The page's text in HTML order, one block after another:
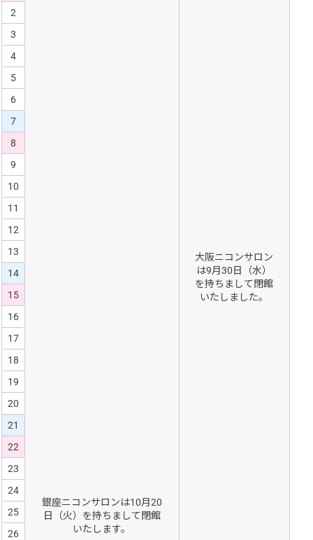
大阪ニコンサロン
は9月30日（水）
を持ちまして閉館
いたしました。
銀座ニコンサロンは10月20
日（火）を持ちまして閉館
いたします。
2
3
4
5
6
7
8
9
10
11
12
13
14
15
16
17
18
19
20
21
22
23
24
25
26